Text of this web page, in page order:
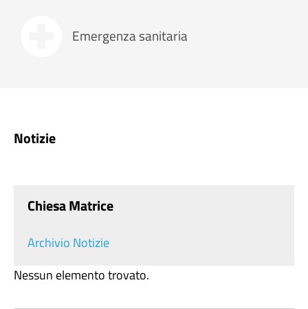
Emergenza sanitaria
Notizie
Chiesa Matrice
Archivio Notizie
Nessun elemento trovato.